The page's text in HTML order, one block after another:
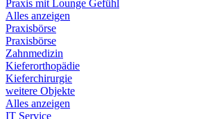
Praxis mit Lounge Gefühl
Alles anzeigen
Praxisbörse
Praxisbörse
Zahnmedizin
Kieferorthopädie
Kieferchirurgie
weitere Objekte
Alles anzeigen
IT Service